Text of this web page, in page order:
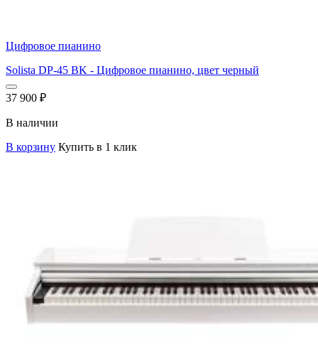
Цифровое пианино
Solista DP-45 BK - Цифровое пианино, цвет черный
37 900 ₽
В наличии
В корзину Купить в 1 клик